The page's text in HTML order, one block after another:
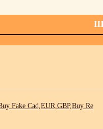
Fake Cad,EUR,GBP,Buy Re